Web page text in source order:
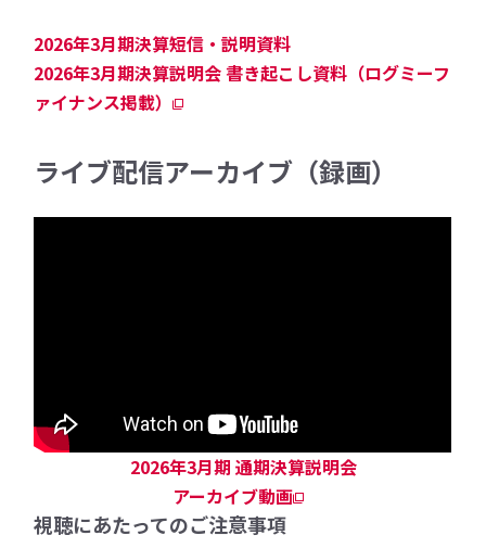
2026年3月期決算短信・説明資料
2026年3月期決算説明会 書き起こし資料（ログミーフ
ァイナンス掲載）
ライブ配信アーカイブ（録画）
2026年3月期 通期決算説明会
アーカイブ動画
視聴にあたってのご注意事項